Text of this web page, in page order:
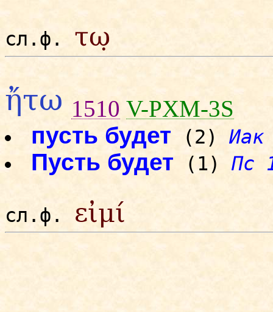
сл.ф. τω̣
ἤτω 1510 V-PXM-3S
пусть будет (2) Иак
Пусть будет (1) Пс
сл.ф. εἰμί